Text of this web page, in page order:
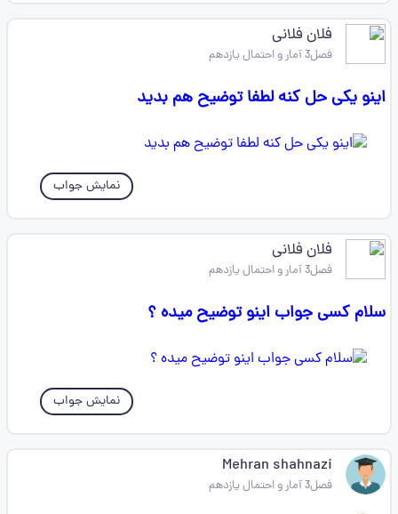
فلان فلانی
فصل3 آمار و احتمال یازدهم
اینو یکی حل کنه لطفا توضیح هم بدید
نمایش جواب
فلان فلانی
فصل3 آمار و احتمال یازدهم
سلام کسی جواب اینو توضیح میده ؟
نمایش جواب
Mehran shahnazi
فصل3 آمار و احتمال یازدهم